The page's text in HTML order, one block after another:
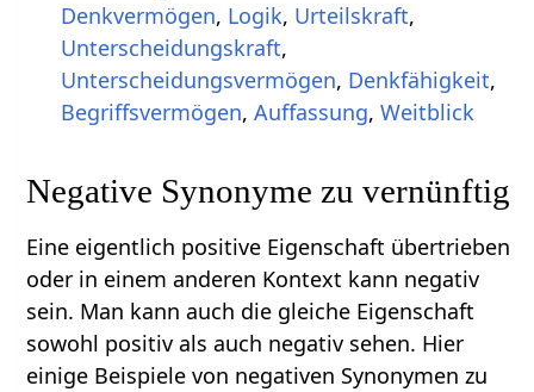
Denkvermögen, Logik, Urteilskraft,
Unterscheidungskraft,
Unterscheidungsvermögen, Denkfähigkeit,
Begriffsvermögen, Auffassung, Weitblick
Negative Synonyme zu vernünftig
Eine eigentlich positive Eigenschaft übertrieben
oder in einem anderen Kontext kann negativ
sein. Man kann auch die gleiche Eigenschaft
sowohl positiv als auch negativ sehen. Hier
einige Beispiele von negativen Synonymen zu